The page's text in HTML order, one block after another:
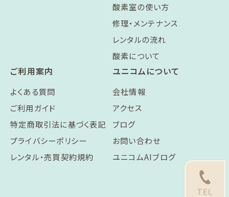
TEL
酸素室の使い方
修理・メンテナンス
レンタルの流れ
酸素について
ご利用案内
よくある質問
ご利用ガイド
特定商取引法に基づく表記
プライバシーポリシー
レンタル・売買契約規約
ユニコムについて
会社情報
アクセス
ブログ
お問い合わせ
ユニコムAIブログ